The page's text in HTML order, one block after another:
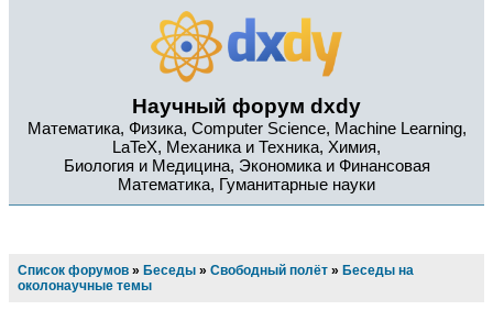
Научный форум dxdy
Математика, Физика, Computer Science, Machine Learning,
LaTeX, Механика и Техника, Химия,
Биология и Медицина, Экономика и Финансовая
Математика, Гуманитарные науки
Список форумов » Беседы » Свободный полёт » Беседы на
околонаучные темы